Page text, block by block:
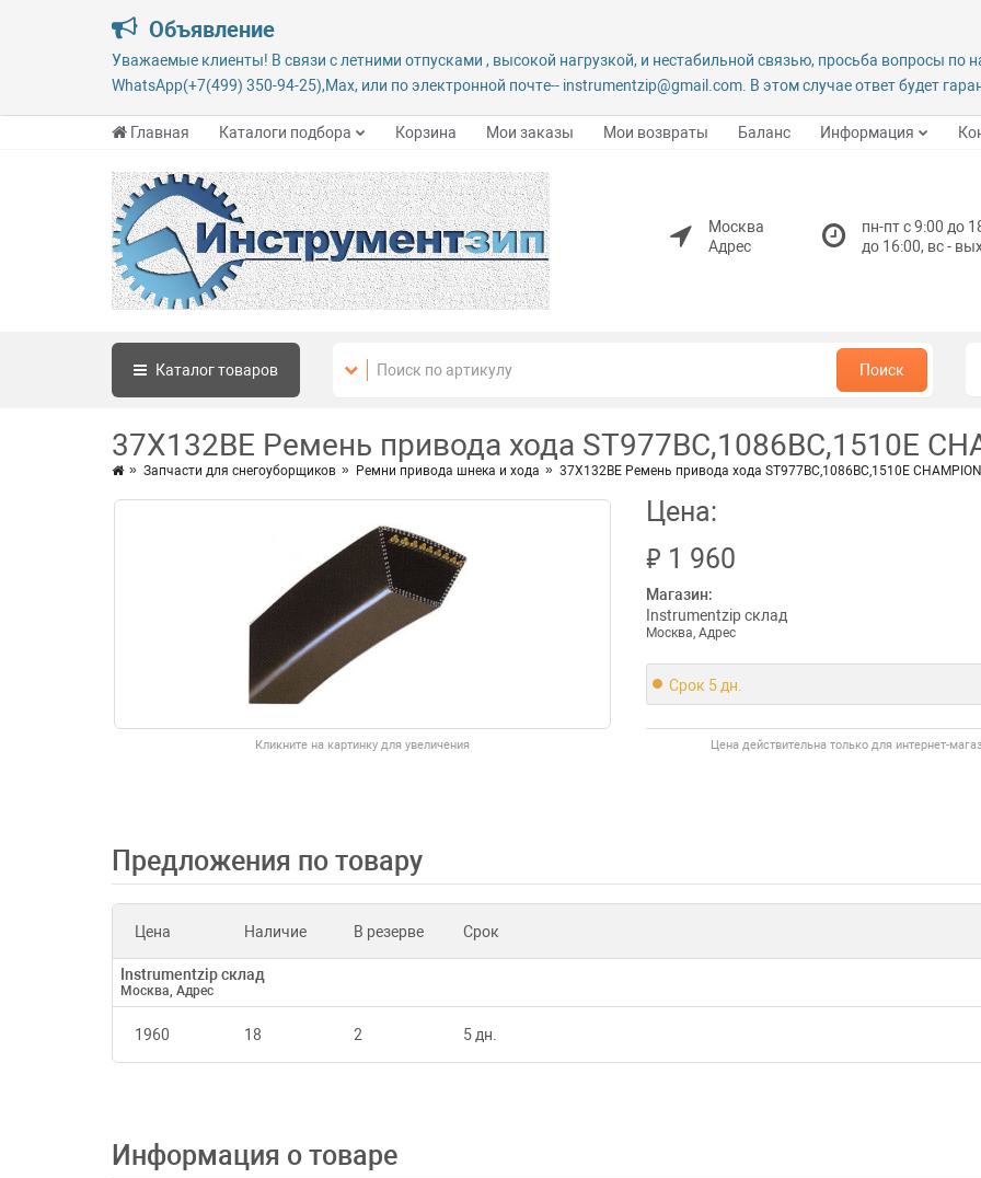
Объявление
Уважаемые клиенты! В связи с летними отпусками , высокой нагрузкой, и нестабильной связью, просьба вопросы по
WhatsApp(+7(499) 350-94-25),Max, или по электронной почте-- instrumentzip@gmail.com. В этом случае ответ будет
Главная Каталоги подбора Корзина Мои заказы Мои возвраты Баланс Информация
Москва
Адрес
пн-пт с 9:00 до
до 16:00, вс -
Каталогтоваров Поиск
37Х132ВЕ Ремень привода хода ST977ВС,1086ВС,1510Е
Запчасти для снегоуборщиков Ремни привода шнека и хода 37Х132ВЕ Ремень привода хода ST977ВС,1086ВС,1510Е CHAMPION
Кликните на картинку для увеличения
Цена:
₽ 1 960
Магазин:
Instrumentzip склад
Москва, Адрес
Срок 5 дн.
Цена действительна только для интернет-
Предложения по товару
Цена Наличие В резерве Срок
Instrumentzip склад
Москва, Адрес
1960 18 2 5 дн.
Информация о товаре